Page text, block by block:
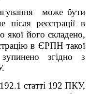
може бути
реєстрації в
якої його складено,
в ЄРПН такої
згідно з
статті 192 ПКУ,